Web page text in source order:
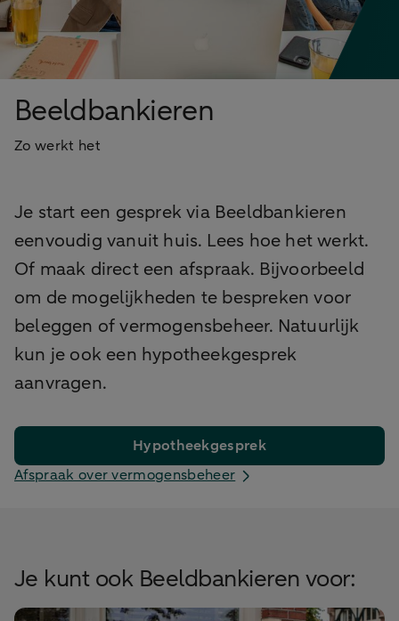
Beeldbankieren
Zo werkt het
Je start een gesprek via Beeldbankieren
eenvoudig vanuit huis. Lees hoe het werkt.
Of maak direct een afspraak. Bijvoorbeeld
om de mogelijkheden te bespreken voor
beleggen of vermogensbeheer. Natuurlijk
kun je ook een hypotheekgesprek
aanvragen.
Hypotheekgesprek
Afspraak over vermogensbeheer
Je kunt ook Beeldbankieren voor: